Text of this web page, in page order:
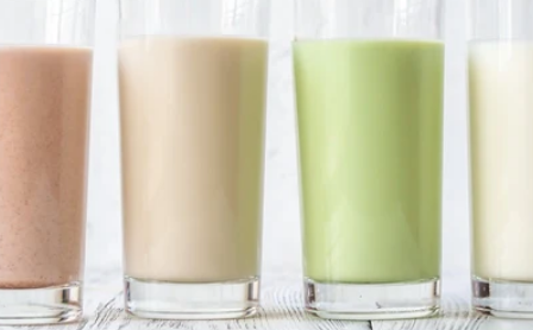
”Collagen“
”Micellar Casein“
PROTEIN POWDERS
Proteinkaffe